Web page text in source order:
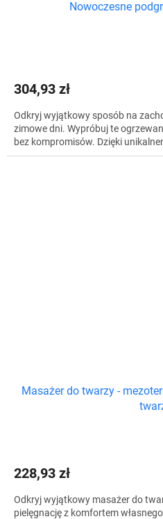
Nowoczesne
304,93 zł
Odkryj wyjątkowy sposób na
zimowe dni. Wypróbuj te
bez kompromisów. Dzięki
Masażer do twarzy -
228,93 zł
Odkryj wyjątkowy masażer do
pielęgnację z komfortem